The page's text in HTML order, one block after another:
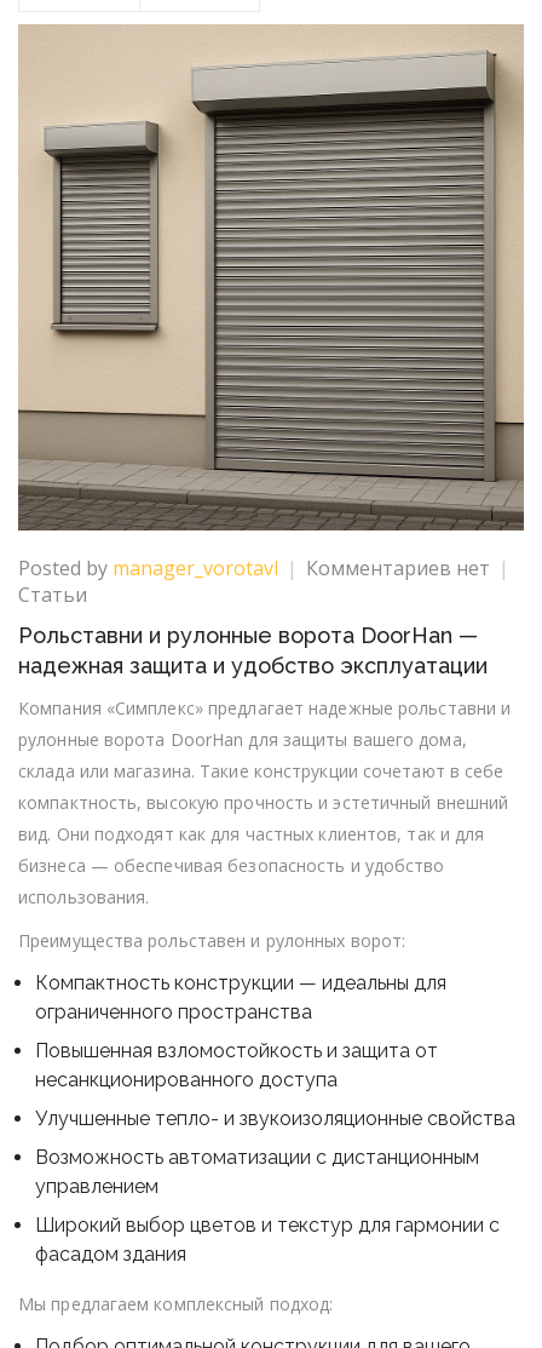
Posted by manager_vorotavl Комментариев к
и
ворота
—
надежная
защита
и
нет
Статьи
Рольставни и рулонные ворота DoorHan —
надежная защита и удобство эксплуатации
Компания «Симплекс» предлагает надежные рольставни и
рулонные ворота DoorHan для защиты вашего дома,
склада или магазина. Такие конструкции сочетают в себе
компактность, высокую прочность и эстетичный внешний
вид. Они подходят как для частных клиентов, так и для
бизнеса — обеспечивая безопасность и удобство
использования.
Преимущества рольставен и рулонных ворот:
Компактность конструкции — идеальны для
ограниченного пространства
Повышенная взломостойкость и защита от
несанкционированного доступа
Улучшенные тепло- и звукоизоляционные свойства
Возможность автоматизации с дистанционным
управлением
Широкий выбор цветов и текстур для гармонии с
фасадом здания
Мы предлагаем комплексный подход: